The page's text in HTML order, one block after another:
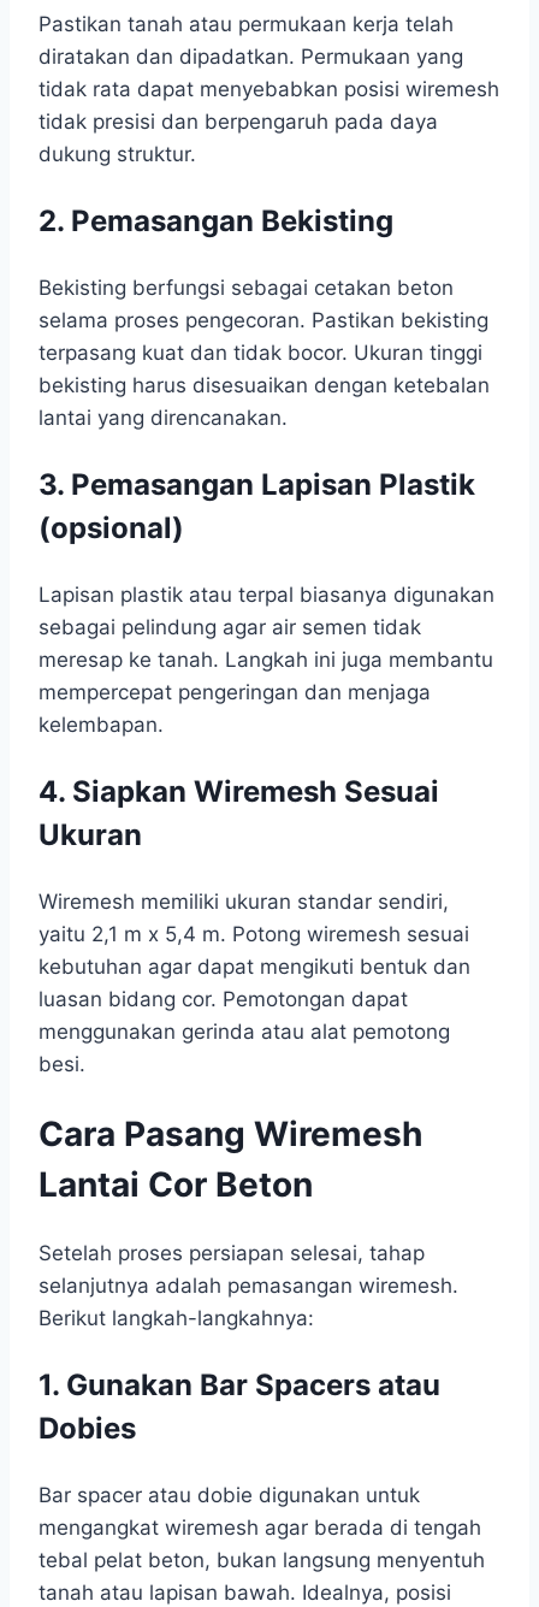
Pastikan tanah atau permukaan kerja telah
diratakan dan dipadatkan. Permukaan yang
tidak rata dapat menyebabkan posisi wiremesh
tidak presisi dan berpengaruh pada daya
dukung struktur.
2. Pemasangan Bekisting
Bekisting berfungsi sebagai cetakan beton
selama proses pengecoran. Pastikan bekisting
terpasang kuat dan tidak bocor. Ukuran tinggi
bekisting harus disesuaikan dengan ketebalan
lantai yang direncanakan.
3. Pemasangan Lapisan Plastik
(opsional)
Lapisan plastik atau terpal biasanya digunakan
sebagai pelindung agar air semen tidak
meresap ke tanah. Langkah ini juga membantu
mempercepat pengeringan dan menjaga
kelembapan.
4. Siapkan Wiremesh Sesuai
Ukuran
Wiremesh memiliki ukuran standar sendiri,
yaitu 2,1 m x 5,4 m. Potong wiremesh sesuai
kebutuhan agar dapat mengikuti bentuk dan
luasan bidang cor. Pemotongan dapat
menggunakan gerinda atau alat pemotong
besi.
Cara Pasang Wiremesh
Lantai Cor Beton
Setelah proses persiapan selesai, tahap
selanjutnya adalah pemasangan wiremesh.
Berikut langkah-langkahnya:
1. Gunakan Bar Spacers atau
Dobies
Bar spacer atau dobie digunakan untuk
mengangkat wiremesh agar berada di tengah
tebal pelat beton, bukan langsung menyentuh
tanah atau lapisan bawah. Idealnya, posisi